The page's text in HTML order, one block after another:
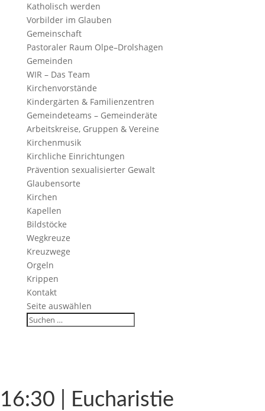
Katho­lisch werden
Vorbilder im Glauben
Gemein­schaft
Pasto­raler Raum Olpe–Drolshagen
Gemeinden
WIR – Das Team
Kirchen­vor­stände
Kinder­gärten & Familienzentren
Gemein­de­teams – Gemeinderäte
Arbeits­kreise, Gruppen & Vereine
Kirchen­musik
Kirch­liche Einrichtungen
Präven­tion sexua­li­sierter Gewalt
Glau­ben­s­orte
Kirchen
Kapellen
Bild­stöcke
Wegkreuze
Kreuz­wege
Orgeln
Krippen
Kontakt
Seite auswählen
16:30 | Eucharistie